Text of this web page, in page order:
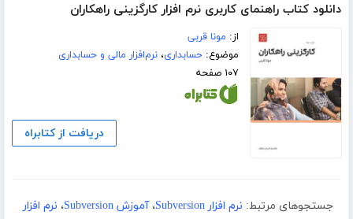
دانلود کتاب راهنمای کاربری نرم افزار کارگزینی راهکاران
از: مونا قربی
موضوع:حسابداری،نرم‌افزار مالی و حسابداری
۱۰۷ صفحه
دریافت از کتابراه
جستجوهای مرتبط: نرم افزار Subversion ،آموزش Subversion ، نرم افزار